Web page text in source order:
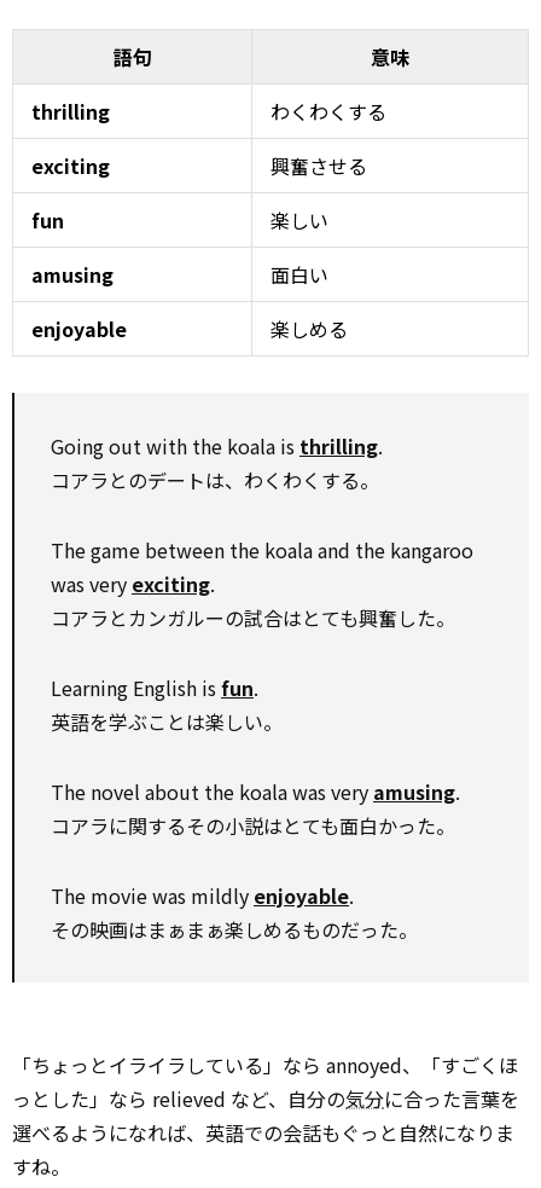
語句
意味
thrilling
わくわくする
exciting
興奮させる
fun
楽しい
amusing
面白い
enjoyable
楽しめる
Going out with the koala is thrilling.
コアラとのデートは、わくわくする。
The game between the koala and the kangaroo
was very exciting.
コアラとカンガルーの試合はとても興奮した。
Learning English is fun.
英語を学ぶことは楽しい。
The novel about the koala was very amusing.
コアラに関するその小説はとても面白かった。
The movie was mildly enjoyable.
その映画はまぁまぁ楽しめるものだった。
「ちょっとイライラしている」なら annoyed、「すごくほ
っとした」なら relieved など、自分の気分に合った言葉を
選べるようになれば、英語での会話もぐっと自然になりま
すね。